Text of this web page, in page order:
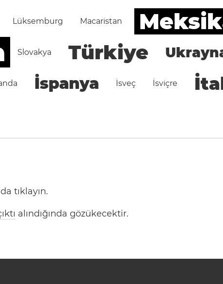
Lüksemburg Macaristan
Slovakya Türkiye
İspanya İsveç İsviçre
tıklayın.
alındığında gözükecektir.